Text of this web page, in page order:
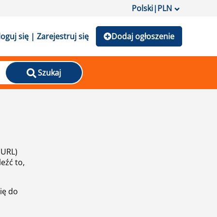
Polski|PLN
się | Zarejestruj się Dodaj ogłoszenie
Szukaj
to,
do